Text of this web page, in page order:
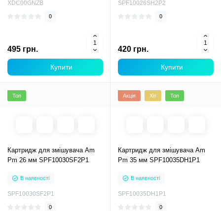
XDC00GNZB
0
495 грн.
Купити
SPF10026SH2P2
0
420 грн.
Купити
Топ
Картридж для змішувача Am
Pm 26 мм SPF10030SF2P1
В наявності
SPF10030SF2P1
0
Акція Хіт Топ
Картридж для змішувача Am
Pm 35 мм SPF10035DH1P1
В наявності
SPF10035DH1P1
0